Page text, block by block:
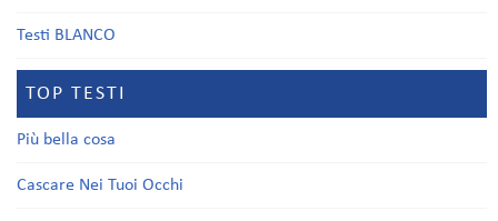
Testi BLANCO
TOP TESTI
Più bella cosa
Cascare Nei Tuoi Occhi